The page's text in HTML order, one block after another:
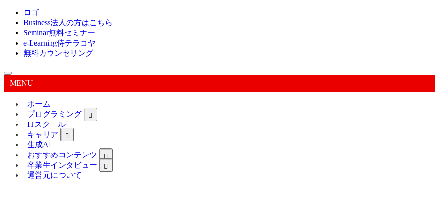
ロゴ
Business法人の方はこちら
Seminar無料セミナー
e-Learning侍テラコヤ
無料カウンセリング
MENU
ホーム
プログラミング
ITスクール
キャリア
生成AI
おすすめコンテンツ
卒業生インタビュー
運営元について